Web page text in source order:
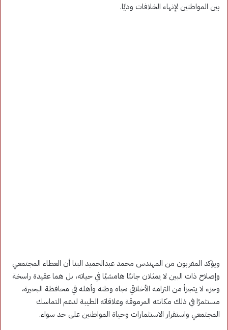
بين المواطنين لإنهاء الخلافات وديًا.
ويؤكد المقربون من المهندس محمد عبدالحميد البنا أن العطاء المجتمعي
وإصلاح ذات البين لا يمثلان جانبًا هامشيًا في حياته، بل هما عقيدة راسخة
وجزء لا يتجزأ من التزامه الأخلاقي تجاه وطنه وأهله في محافظة البحيرة،
مستثمرًا في ذلك مكانته المرموقة وعلاقاته الطيبة لدعم التماسك
المجتمعي واستقرار الاستثمارات وحياة المواطنين على حد سواء.